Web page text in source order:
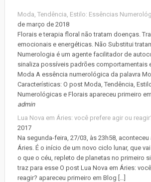
Moda, Tendência, Estilo: Essências
de março de 2018
Florais e terapia floral não tratam doenças.
emocionais e energéticas. Não Substitui
Numerologia é um agente facilitador de
sinaliza possíveis padrões comportamentais
Moda A essência numerológica da palavra
Características: O post Moda, Tendência,
Numerológicas e Florais apareceu primeiro
admin
Lua Nova em Áries: você prefere agir ou
2017
Na segunda-feira, 27/03, às 23h58, aconteceu
Áries. É o início de um novo ciclo lunar, que
o que o céu, repleto de planetas no primeiro
traz para esse O post Lua Nova em Áries:
reagir? apareceu primeiro em Blog […]